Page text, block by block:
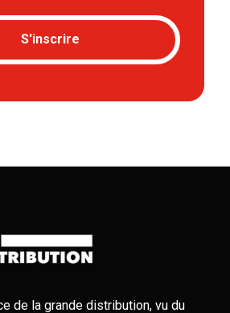
S'inscrire
de la grande distribution, vu du